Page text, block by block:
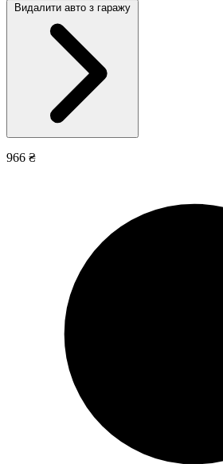
Видалити авто з гаражу
966 ₴